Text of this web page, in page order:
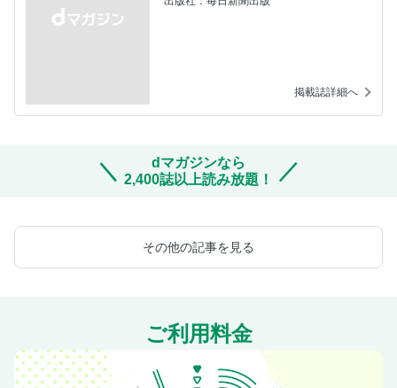
掲載誌詳細へ
dマガジンなら
2,400誌以上読み放題！
その他の記事を見る
ご利用料金